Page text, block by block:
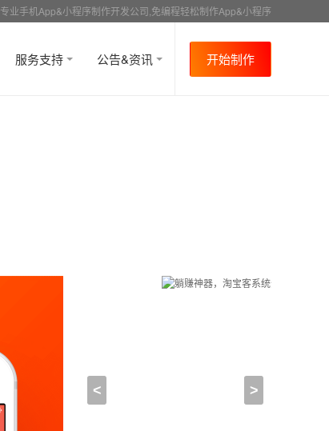
专业手机App&小程序制作开发公司,免编程轻松制作App&小程序
服务支持 公告&资讯 开始制作
2021-01-11 20:00:00
< >